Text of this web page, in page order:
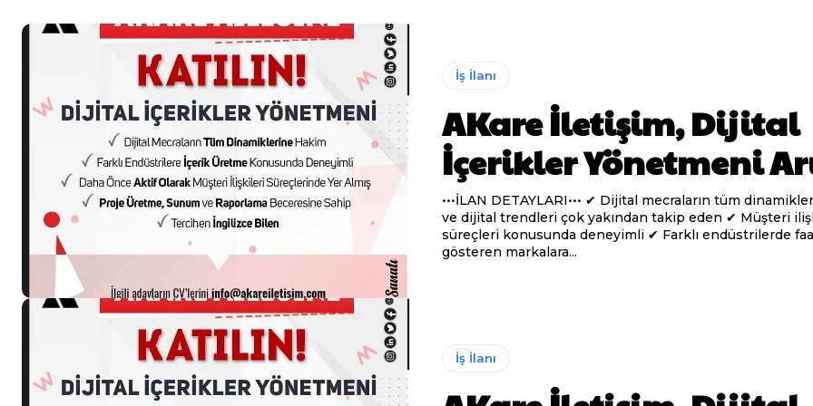
İş İlanı
AKare İletişim, Dijital
İçerikler Yönetmeni
•••İLAN DETAYLARI••• ✔ Dijital mecraların tüm dinamiklerine hâkim
ve dijital trendleri çok yakından takip eden ✔ Müşteri ilişkileri
süreçleri konusunda deneyimli ✔ Farklı endüstrilerde faaliyet
gösteren markalara...
İş İlanı